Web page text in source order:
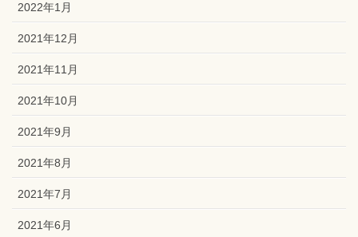
2022年1月
2021年12月
2021年11月
2021年10月
2021年9月
2021年8月
2021年7月
2021年6月